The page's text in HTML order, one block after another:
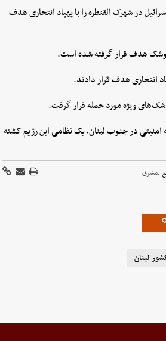
در شهرک القنطره را با پهپاد انتحاری هدف
موشک هدف قرار گرفته شده است.
انتحاری هدف قرار دادند.
ویژه مورد حمله قرار گرفت.
امنیتی در جنوب لبنان، یک نظامی این رژیم کشته
:مشرق
لبنان